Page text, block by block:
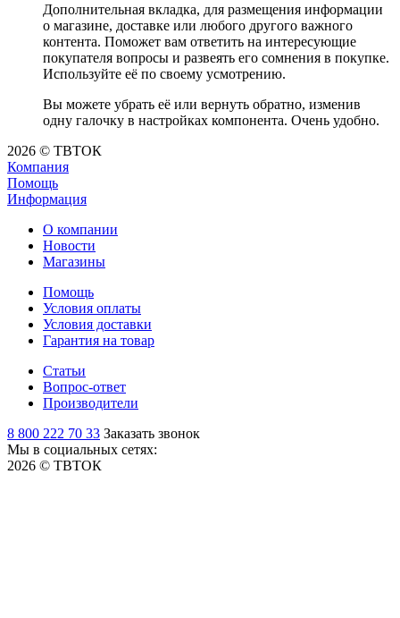
Дополнительная вкладка, для размещения информации
о магазине, доставке или любого другого важного
контента. Поможет вам ответить на интересующие
покупателя вопросы и развеять его сомнения в покупке.
Используйте её по своему усмотрению.
Вы можете убрать её или вернуть обратно, изменив
одну галочку в настройках компонента. Очень удобно.
2026 © ТВТОК
Компания
Помощь
Информация
О компании
Новости
Магазины
Помощь
Условия оплаты
Условия доставки
Гарантия на товар
Статьи
Вопрос-ответ
Производители
8 800 222 70 33 Заказать звонок
Мы в социальных сетях:
2026 © ТВТОК